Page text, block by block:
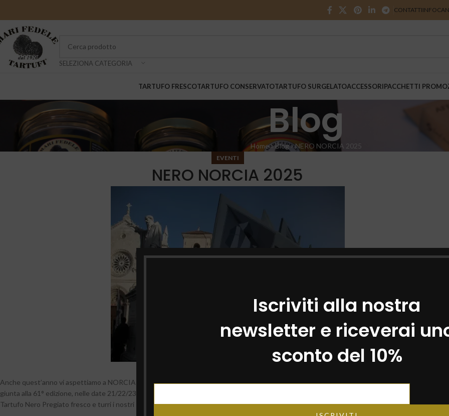
Iscriviti alla nostra
newsletter e riceverai
sconto del 10%
CONTATTIINFO
SELEZIONA CATEGORIA
TARTUFO FRESCOTARTUFO CONSERVATOTARTUFO SURGELATOACCESSORIPACCHETTI
Blog
Home»Blog»NERO NORCIA 2025
EVENTI
NERO NORCIA 2025
Anche quest’anno vi aspettiamo a NORCIA (PG) in occasione della famosa,Mostra Mercato Nazionale del Tartufo Nero Pregiato di Norcia,
giunta alla 61° edizione, nelle date 21/22/23 febbraio e 28 febbraio- 1/2 marzo. Saremo presenti con il nostro stand per offrire la miglior selezione
Tartufo Nero Pregiato fresco e turri i nostri prodotti al Tartufo conservati 100% al naturale. vi aspettismo